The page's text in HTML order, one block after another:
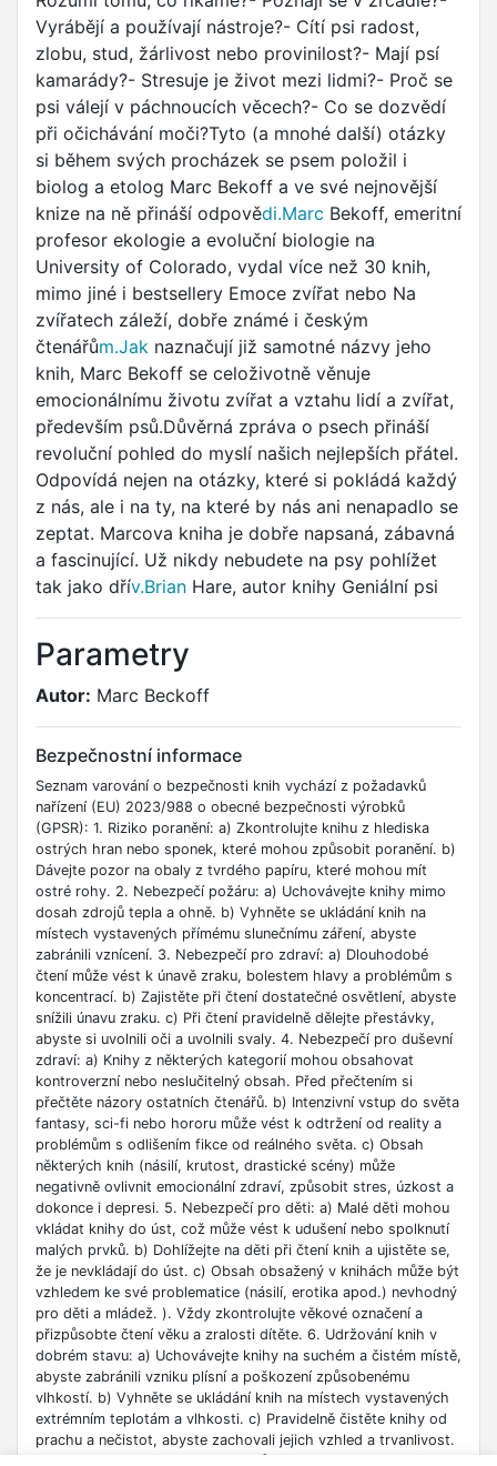
Vyrábějí a používají nástroje?- Cítí psi radost,
zlobu, stud, žárlivost nebo provinilost?- Mají psí
kamarády?- Stresuje je život mezi lidmi?- Proč se
psi válejí v páchnoucích věcech?- Co se dozvědí
při očichávání moči?Tyto (a mnohé další) otázky
si během svých procházek se psem položil i
biolog a etolog Marc Bekoff a ve své nejnovější
knize na ně přináší odpovědi.Marc Bekoff, emeritní
profesor ekologie a evoluční biologie na
University of Colorado, vydal více než 30 knih,
mimo jiné i bestsellery Emoce zvířat nebo Na
zvířatech záleží, dobře známé i českým
čtenářům.Jak naznačují již samotné názvy jeho
knih, Marc Bekoff se celoživotně věnuje
emocionálnímu životu zvířat a vztahu lidí a zvířat,
především psů.Důvěrná zpráva o psech přináší
revoluční pohled do myslí našich nejlepších přátel.
Odpovídá nejen na otázky, které si pokládá každý
z nás, ale i na ty, na které by nás ani nenapadlo se
zeptat. Marcova kniha je dobře napsaná, zábavná
a fascinující. Už nikdy nebudete na psy pohlížet
tak jako dřív.Brian Hare, autor knihy Geniální psi
Parametry
Autor: Marc Beckoff
Bezpečnostní informace
Seznam varování o bezpečnosti knih vychází z požadavků
nařízení (EU) 2023/988 o obecné bezpečnosti výrobků
(GPSR): 1. Riziko poranění: a) Zkontrolujte knihu z hlediska
ostrých hran nebo sponek, které mohou způsobit poranění. b)
Dávejte pozor na obaly z tvrdého papíru, které mohou mít
ostré rohy. 2. Nebezpečí požáru: a) Uchovávejte knihy mimo
dosah zdrojů tepla a ohně. b) Vyhněte se ukládání knih na
místech vystavených přímému slunečnímu záření, abyste
zabránili vznícení. 3. Nebezpečí pro zdraví: a) Dlouhodobé
čtení může vést k únavě zraku, bolestem hlavy a problémům s
koncentrací. b) Zajistěte při čtení dostatečné osvětlení, abyste
snížili únavu zraku. c) Při čtení pravidelně dělejte přestávky,
abyste si uvolnili oči a uvolnili svaly. 4. Nebezpečí pro duševní
zdraví: a) Knihy z některých kategorií mohou obsahovat
kontroverzní nebo neslučitelný obsah. Před přečtením si
přečtěte názory ostatních čtenářů. b) Intenzivní vstup do světa
fantasy, sci-fi nebo hororu může vést k odtržení od reality a
problémům s odlišením fikce od reálného světa. c) Obsah
některých knih (násilí, krutost, drastické scény) může
negativně ovlivnit emocionální zdraví, způsobit stres, úzkost a
dokonce i depresi. 5. Nebezpečí pro děti: a) Malé děti mohou
vkládat knihy do úst, což může vést k udušení nebo spolknutí
malých prvků. b) Dohlížejte na děti při čtení knih a ujistěte se,
že je nevkládají do úst. c) Obsah obsažený v knihách může být
vzhledem ke své problematice (násilí, erotika apod.) nevhodný
pro děti a mládež. ). Vždy zkontrolujte věkové označení a
přizpůsobte čtení věku a zralosti dítěte. 6. Udržování knih v
dobrém stavu: a) Uchovávejte knihy na suchém a čistém místě,
abyste zabránili vzniku plísní a poškození způsobenému
vlhkostí. b) Vyhněte se ukládání knih na místech vystavených
extrémním teplotám a vlhkosti. c) Pravidelně čistěte knihy od
prachu a nečistot, abyste zachovali jejich vzhled a trvanlivost.